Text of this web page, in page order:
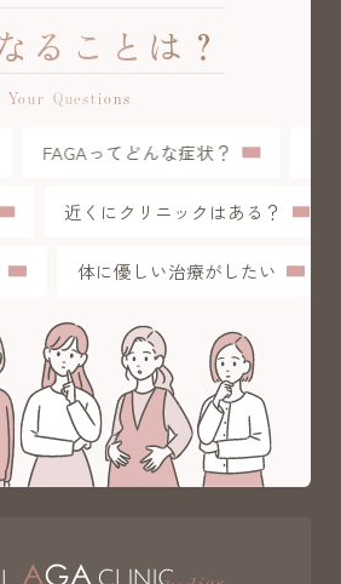
ることは？
Your Questions
FAGAってどんな症状？
近くにクリニックはある？
体に優しい治療がしたい